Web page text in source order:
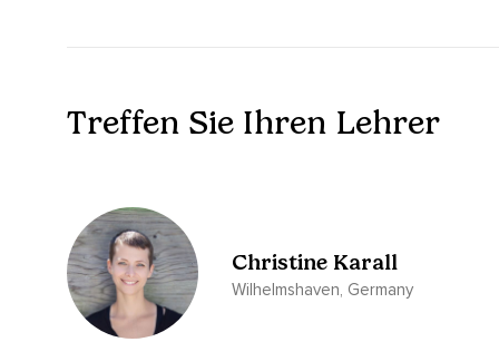
Wenn du ein glückliches und achtsames Leben nach deinen
Ich finde das spannend und deshalb wollte ich das gleich am
Die erste Qualität,
Ich habe lang darüber nachgedacht,
Treffen Sie Ihren Lehrer
Christine Karall
Wilhelmshaven, Germany